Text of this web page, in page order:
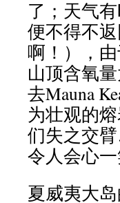
了；天气
便不得不
啊！），
山顶含氧
去Mauna
为壮观的
们失之交
令人会心
夏威夷大